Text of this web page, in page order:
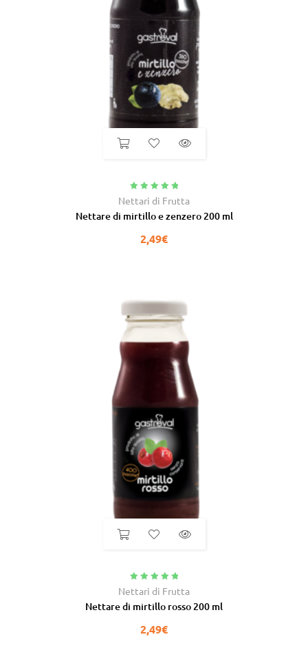
Valutato 5.00
Nettari di Frutta
Nettare di mirtillo e zenzero 200 ml
2,49€
Valutato 5.00
Nettari di Frutta
Nettare di mirtillo rosso 200 ml
2,49€